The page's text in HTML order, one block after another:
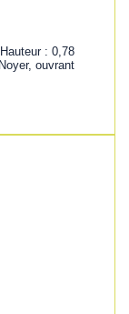
: 0,78
ouvrant